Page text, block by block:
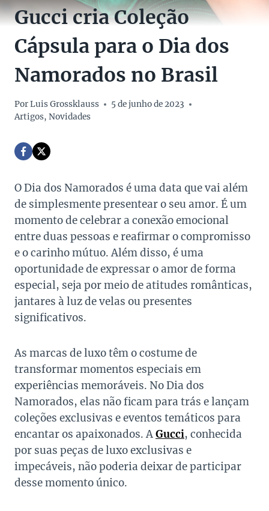
Gucci cria Coleção
Cápsula para o Dia dos
Namorados no Brasil
PorLuis Grossklauss
5 de junho de 2023
Artigos, Novidades
O Dia dos Namorados é uma data que vai além
de simplesmente presentear o seu amor. É um
momento de celebrar a conexão emocional
entre duas pessoas e reafirmar o compromisso
e o carinho mútuo. Além disso, é uma
oportunidade de expressar o amor de forma
especial, seja por meio de atitudes românticas,
jantares à luz de velas ou presentes
significativos.
As marcas de luxo têm o costume de
transformar momentos especiais em
experiências memoráveis. No Dia dos
Namorados, elas não ficam para trás e lançam
coleções exclusivas e eventos temáticos para
encantar os apaixonados. AGucci, conhecida
por suas peças de luxo exclusivas e
impecáveis, não poderia deixar de participar
desse momento único.